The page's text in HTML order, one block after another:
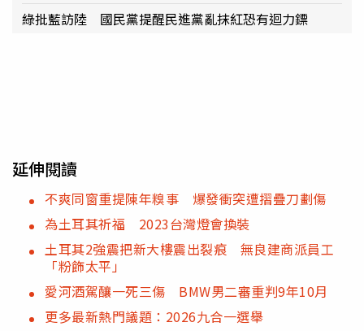
綠批藍訪陸 國民黨提醒民進黨亂抹紅恐有迴力鏢
延伸閱讀
不爽同窗重提陳年糗事 爆發衝突遭摺疊刀劃傷
為土耳其祈福 2023台灣燈會換裝
土耳其2強震把新大樓震出裂痕 無良建商派員工
「粉飾太平」
愛河酒駕釀一死三傷 BMW男二審重判9年10月
更多最新熱門議題：2026九合一選舉